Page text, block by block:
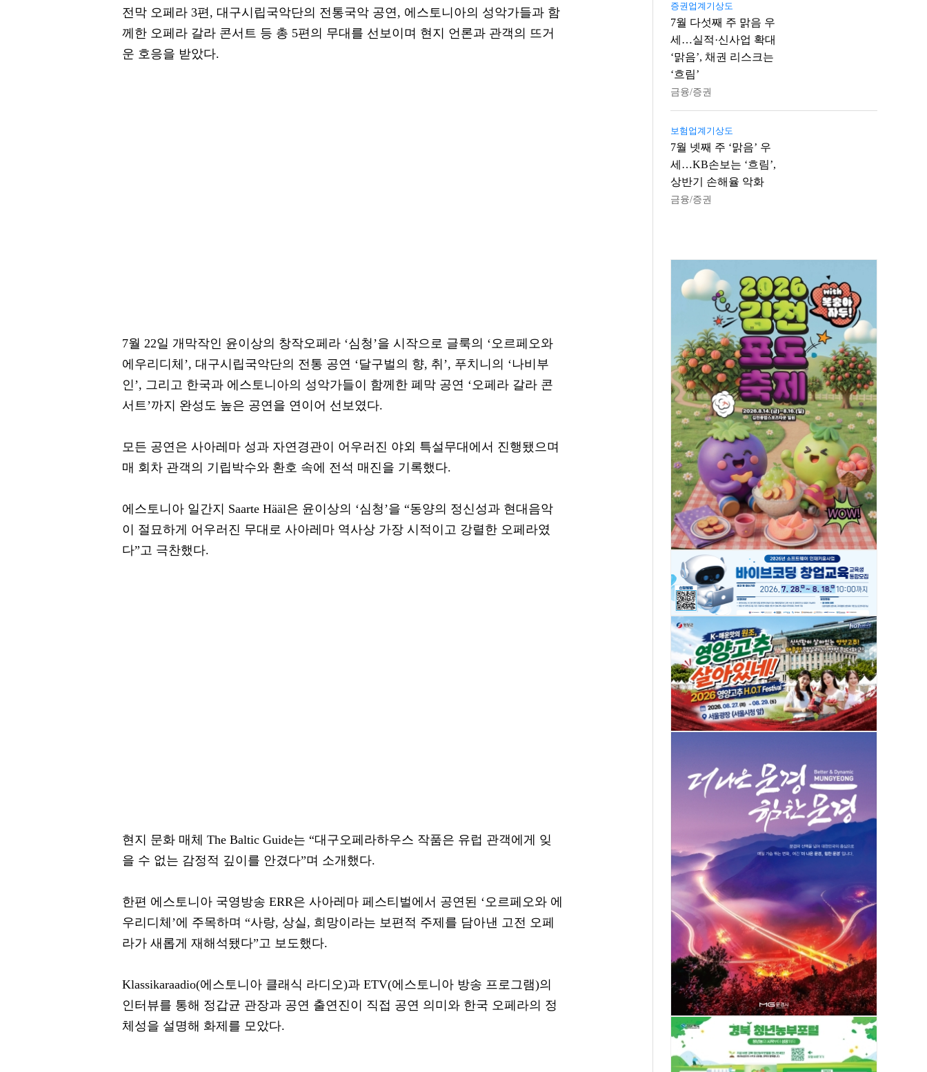
전막 오페라 3편, 대구시립국악단의 전통국악 공연, 에스토니아의 성악가들과 함
께한 오페라 갈라 콘서트 등 총 5편의 무대를 선보이며 현지 언론과 관객의 뜨거
운 호응을 받았다.
7월 22일 개막작인 윤이상의 창작오페라 ‘심청’을 시작으로 글룩의 ‘오르페오와
에우리디체’, 대구시립국악단의 전통 공연 ‘달구벌의 향, 취’, 푸치니의 ‘나비부
인’, 그리고 한국과 에스토니아의 성악가들이 함께한 폐막 공연 ‘오페라 갈라 콘
서트’까지 완성도 높은 공연을 연이어 선보였다.
모든 공연은 사아레마 성과 자연경관이 어우러진 야외 특설무대에서 진행됐으며
매 회차 관객의 기립박수와 환호 속에 전석 매진을 기록했다.
에스토니아 일간지 Saarte Hääl은 윤이상의 ‘심청’을 “동양의 정신성과 현대음악
이 절묘하게 어우러진 무대로 사아레마 역사상 가장 시적이고 강렬한 오페라였
다”고 극찬했다.
현지 문화 매체 The Baltic Guide는 “대구오페라하우스 작품은 유럽 관객에게 잊
을 수 없는 감정적 깊이를 안겼다”며 소개했다.
한편 에스토니아 국영방송 ERR은 사아레마 페스티벌에서 공연된 ‘오르페오와 에
우리디체’에 주목하며 “사랑, 상실, 희망이라는 보편적 주제를 담아낸 고전 오페
라가 새롭게 재해석됐다”고 보도했다.
Klassikaraadio(에스토니아 클래식 라디오)과 ETV(에스토니아 방송 프로그램)의
인터뷰를 통해 정갑균 관장과 공연 출연진이 직접 공연 의미와 한국 오페라의 정
체성을 설명해 화제를 모았다.
증권업계기상도
7월 다섯째 주 맑음 우
세…실적·신사업 확대
‘맑음’, 채권 리스크는
‘흐림’
금융/증권
보험업계기상도
7월 넷째 주 ‘맑음’ 우
세…KB손보는 ‘흐림’,
상반기 손해율 악화
금융/증권